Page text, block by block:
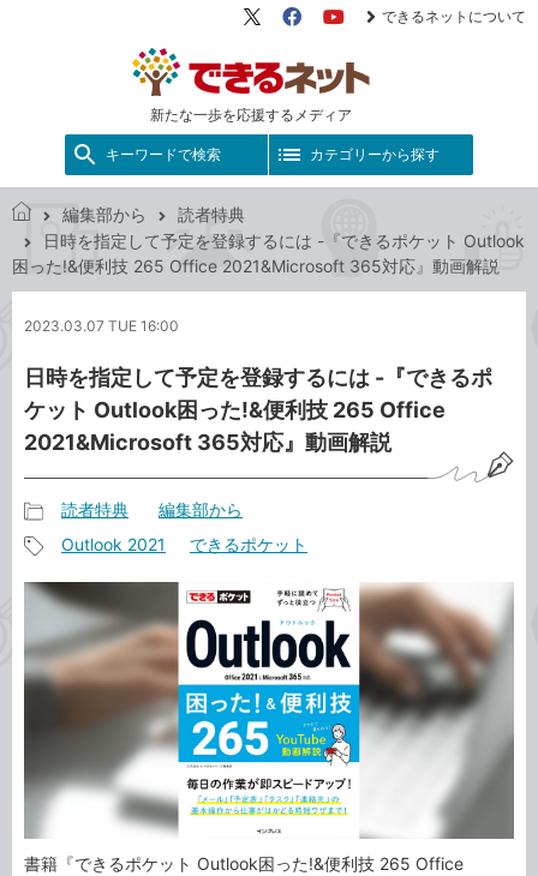
新たな一歩を応援するメディア
X（旧
FacebookYouTube
できるネットについて
キーワードで検索 カテゴリーから探す
で
ッ
編集部から
読者特典
日時を指定して予定を登録するには -『できるポケット Outlook
困った!&便利技 265 Office 2021&Microsoft 365対応』動画解説
2023.03.07 TUE 16:00
日時を指定して予定を登録するには -『できるポ
ケット Outlook困った!&便利技 265 Office
2021&Microsoft 365対応』動画解説
事
カ
テ
ゴ
リ
読者特典 編集部から
事
グ
Outlook 2021 できるポケット
書籍『できるポケット Outlook困った!&便利技 265 Office